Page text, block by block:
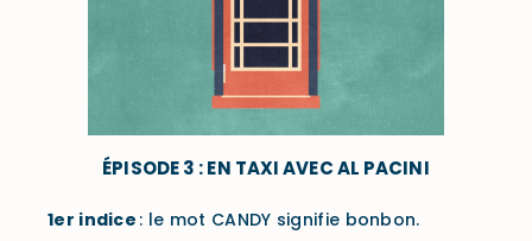
ÉPISODE 3 : EN TAXI AVEC AL PACINI
1er indice : le mot CANDY signifie bonbon.